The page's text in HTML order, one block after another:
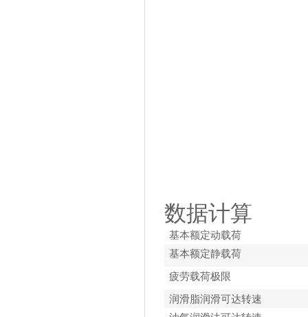
数据计算
基本额定动载荷
基本额定静载荷
疲劳载荷极限
润滑脂润滑可达转速